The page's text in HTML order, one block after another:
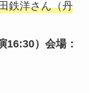
鉄洋さん（丹
16:30）会場：